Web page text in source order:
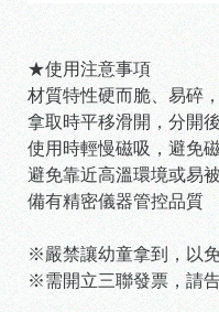
★使用注意事項
材質特性硬而脆、易碎
拿取時平移滑開，分開
使用時輕慢磁吸，避免
避免靠近高溫環境或易
備有精密儀器管控品質
※嚴禁讓幼童拿到，以
※需開立三聯發票，請